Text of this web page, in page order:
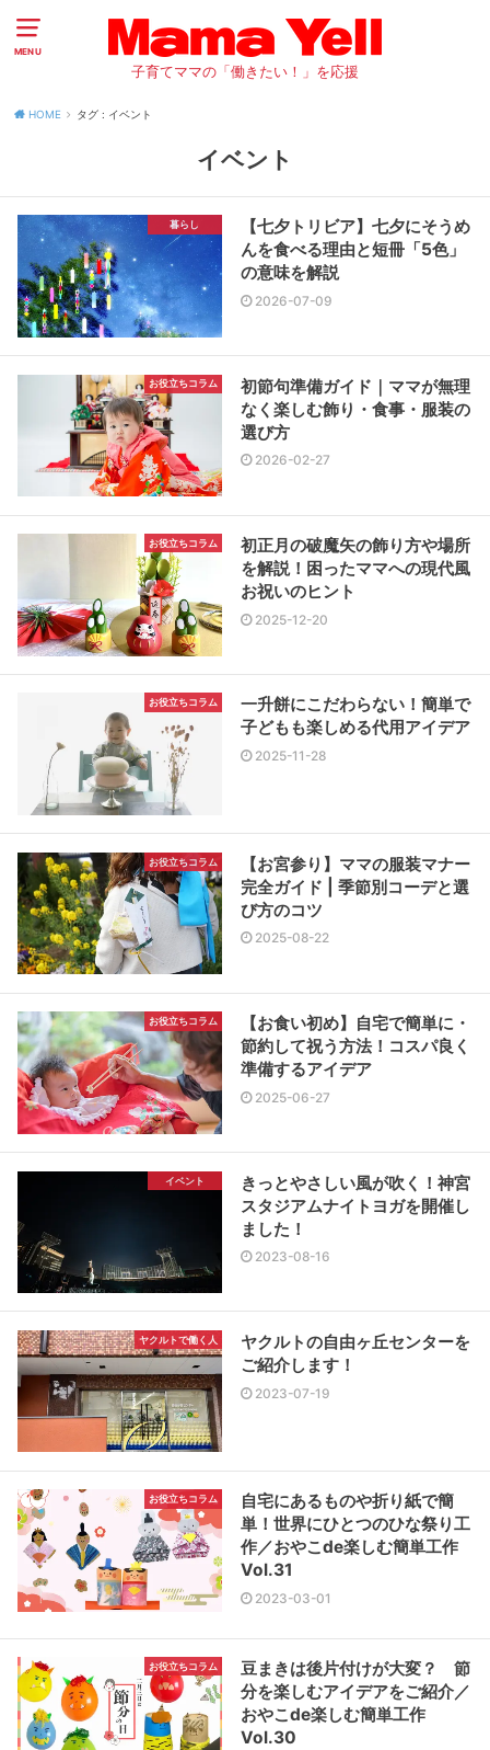
MENU
子育てママの「働きたい！」を応援
HOME タグ : イベント
イベント
暮らし
【七夕トリビア】七夕にそうめ
んを食べる理由と短冊「5色」
の意味を解説
2026-07-09
お役立ちコラム
初節句準備ガイド｜ママが無理
なく楽しむ飾り・食事・服装の
選び方
2026-02-27
お役立ちコラム
初正月の破魔矢の飾り方や場所
を解説！困ったママへの現代風
お祝いのヒント
2025-12-20
お役立ちコラム
一升餅にこだわらない！簡単で
子どもも楽しめる代用アイデア
2025-11-28
お役立ちコラム
【お宮参り】ママの服装マナー
完全ガイド | 季節別コーデと選
び方のコツ
2025-08-22
お役立ちコラム
【お食い初め】自宅で簡単に・
節約して祝う方法！コスパ良く
準備するアイデア
2025-06-27
イベント
きっとやさしい風が吹く！神宮
スタジアムナイトヨガを開催し
ました！
2023-08-16
ヤクルトで働く人
ヤクルトの自由ヶ丘センターを
ご紹介します！
2023-07-19
お役立ちコラム
自宅にあるものや折り紙で簡
単！世界にひとつのひな祭り工
作／おやこde楽しむ簡単工作
Vol.31
2023-03-01
お役立ちコラム
豆まきは後片付けが大変？ 節
分を楽しむアイデアをご紹介／
おやこde楽しむ簡単工作
Vol.30